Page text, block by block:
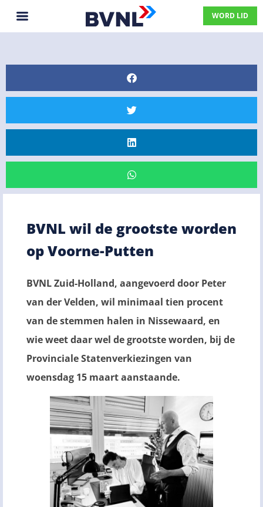
WORD LID
BVNL wil de grootste worden
op Voorne-Putten
BVNL Zuid-Holland, aangevoerd door Peter
van der Velden, wil minimaal tien procent
van de stemmen halen in Nissewaard, en
wie weet daar wel de grootste worden, bij de
Provinciale Statenverkiezingen van
woensdag 15 maart aanstaande.